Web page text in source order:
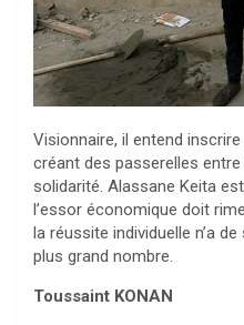
Visionnaire, il entend
créant des passerelles
solidarité. Alassane Keita
l’essor économique doit
la réussite individuelle n’a
plus grand nombre.
‎Toussaint KONAN